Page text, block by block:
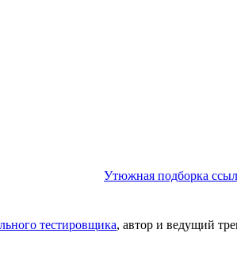
Утюжная подборка
тестировщика, автор и ведущий